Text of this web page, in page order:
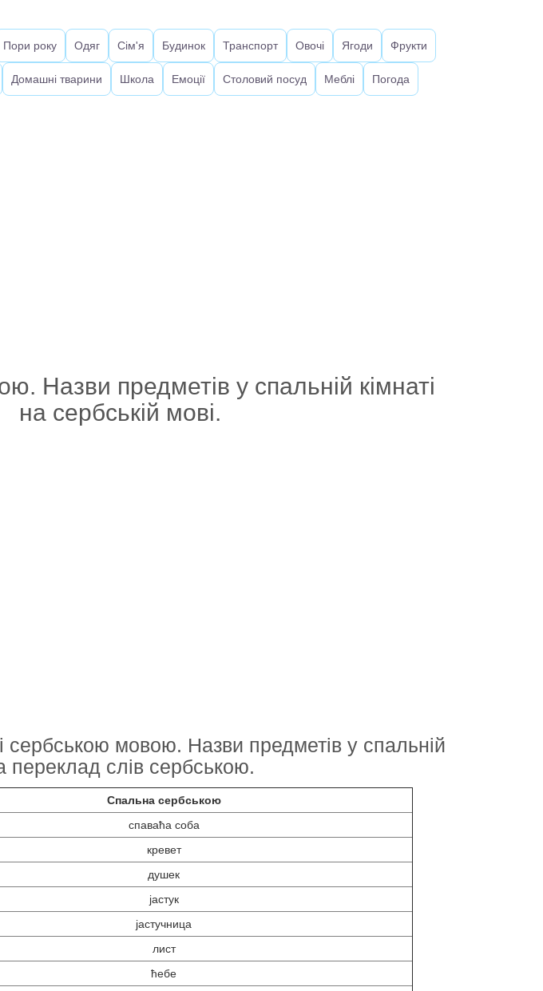
Пори року Одяг Сім'я Будинок Транспорт Овочі Ягоди Фрукти
Домашні тварини Школа Емоції Столовий посуд Меблі Погода
Назви предметів у спальній кімнаті
на сербській мові.
сербською мовою. Назви предметів у спальній
переклад слів сербською.
Спальна сербською
спаваћа соба
кревет
душек
јастук
јастучница
лист
ћебе